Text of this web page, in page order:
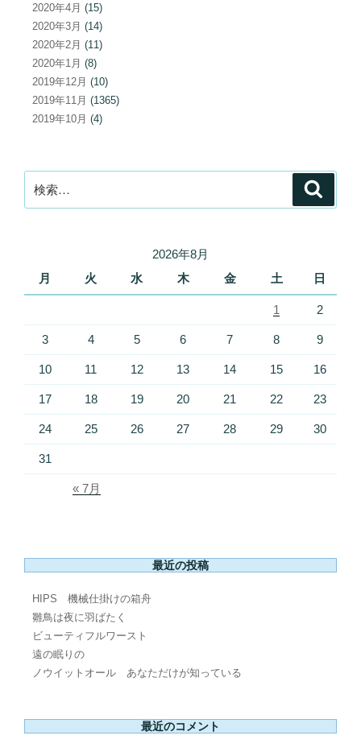
2020年4月 (15)
2020年3月 (14)
2020年2月 (11)
2020年1月 (8)
2019年12月 (10)
2019年11月 (1365)
2019年10月 (4)
索:
2026年8月
月
火 水 木 金 土 日
1 2
3 4 5 6 7 8 9
10 11 12 13 14 15 16
17 18 19 20 21 22 23
24 25 26 27 28 29 30
31
« 7月
最近の投稿
HIPS 機械仕掛けの箱舟
雛鳥は夜に羽ばたく
ビューティフルワースト
遠の眠りの
ノウイットオール あなただけが知っている
最近のコメント